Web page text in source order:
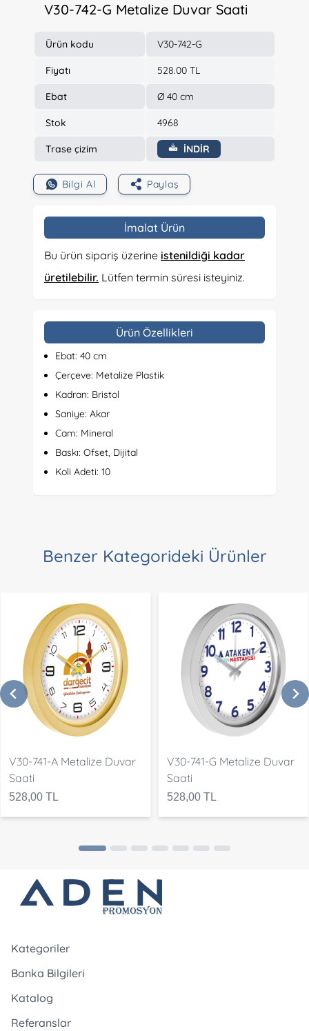
V30-742-G Metalize Duvar Saati
Ürün kodu V30-742-G
Fiyatı 528.00 TL
Ebat Ø 40 cm
Stok 4968
Trase çizim İNDİR
Bilgi Al Paylaş
İmalat Ürün
Bu ürün sipariş üzerine istenildiği kadar
üretilebilir. Lütfen termin süresi isteyiniz.
Ürün Özellikleri
Ebat: 40 cm
Çerçeve: Metalize Plastik
Kadran: Bristol
Saniye: Akar
Cam: Mineral
Baskı: Ofset, Dijital
Koli Adeti: 10
Benzer Kategorideki Ürünler
V30-741-A Metalize Duvar
Saati
528,00 TL
V30-741-G Metalize Duvar
Saati
528,00 TL
Kategoriler
Banka Bilgileri
Katalog
Referanslar